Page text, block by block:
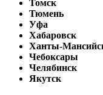
Томск
Тюмень
Уфа
Хабаровск
Ханты-
Чебоксары
Челябинск
Якутск